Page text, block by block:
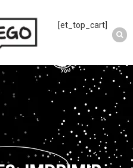
[et_top_cart]